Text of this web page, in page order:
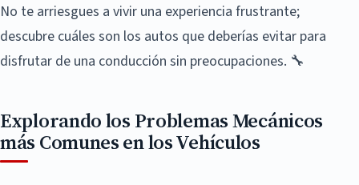
No te arriesgues a vivir una experiencia frustrante;
descubre cuáles son los autos que deberías evitar para
disfrutar de una conducción sin preocupaciones. 🔧
Explorando los Problemas Mecánicos
más Comunes en los Vehículos